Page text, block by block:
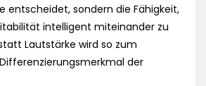
entscheidet, sondern die Fähigkeit,
intelligent miteinander zu
Lautstärke wird so zum
der